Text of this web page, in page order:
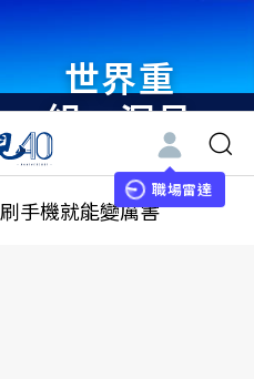
世界重
組・洞見
未來 與
世界領袖
職場雷達
刷手機就能變厲害